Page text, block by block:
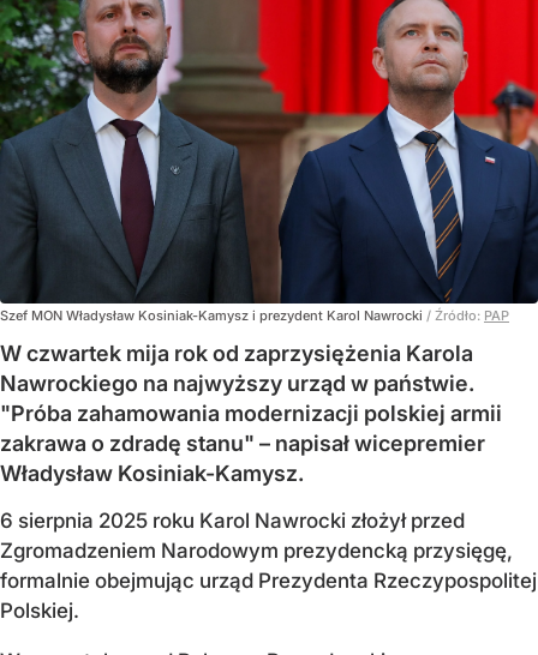
Szef MON Władysław Kosiniak-Kamysz i prezydent Karol Nawrocki / Źródło: PAP
W czwartek mija rok od zaprzysiężenia Karola
Nawrockiego na najwyższy urząd w państwie.
"Próba zahamowania modernizacji polskiej armii
zakrawa o zdradę stanu" – napisał wicepremier
Władysław Kosiniak-Kamysz.
6 sierpnia 2025 roku Karol Nawrocki złożył przed
Zgromadzeniem Narodowym prezydencką przysięgę,
formalnie obejmując urząd Prezydenta Rzeczypospolitej
Polskiej.